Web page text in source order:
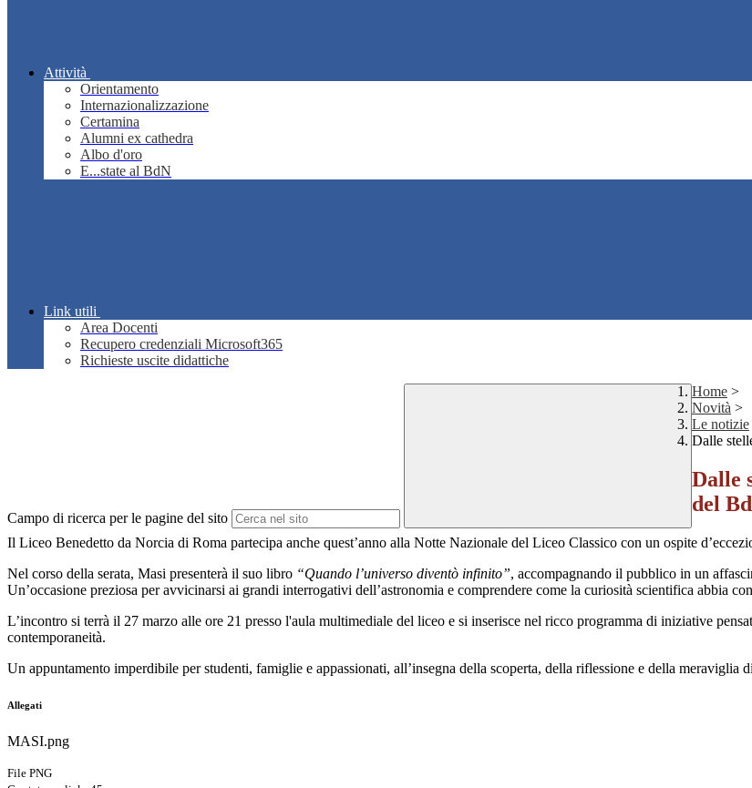
Attività
Orientamento
Internazionalizzazione
Certamina
Alumni ex cathedra
Albo d'oro
E...state al BdN
Link utili
Area Docenti
Recupero credenziali Microsoft365
Richieste uscite didattiche
Campo di ricerca per le pagine del sito
Home >
Novità >
Le notizie
Dalle
Dalle
del
Il Liceo Benedetto da Norcia di Roma partecipa anche quest’anno alla Notte Nazionale del Liceo Classico con un ospite
Nel corso della serata, Masi presenterà il suo libro “Quando l’universo diventò infinito”, accompagnando il pubblico in un
Un’occasione preziosa per avvicinarsi ai grandi interrogativi dell’astronomia e comprendere come la curiosità scientifica abbia
L’incontro si terrà il 27 marzo alle ore 21 presso l'aula multimediale del liceo e si inserisce nel ricco programma di iniziative
contemporaneità.
Un appuntamento imperdibile per studenti, famiglie e appassionati, all’insegna della scoperta, della riflessione e della meraviglia
Allegati
MASI.png
File PNG